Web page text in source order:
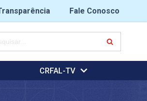
Fale Conosco
CRFAL-TV